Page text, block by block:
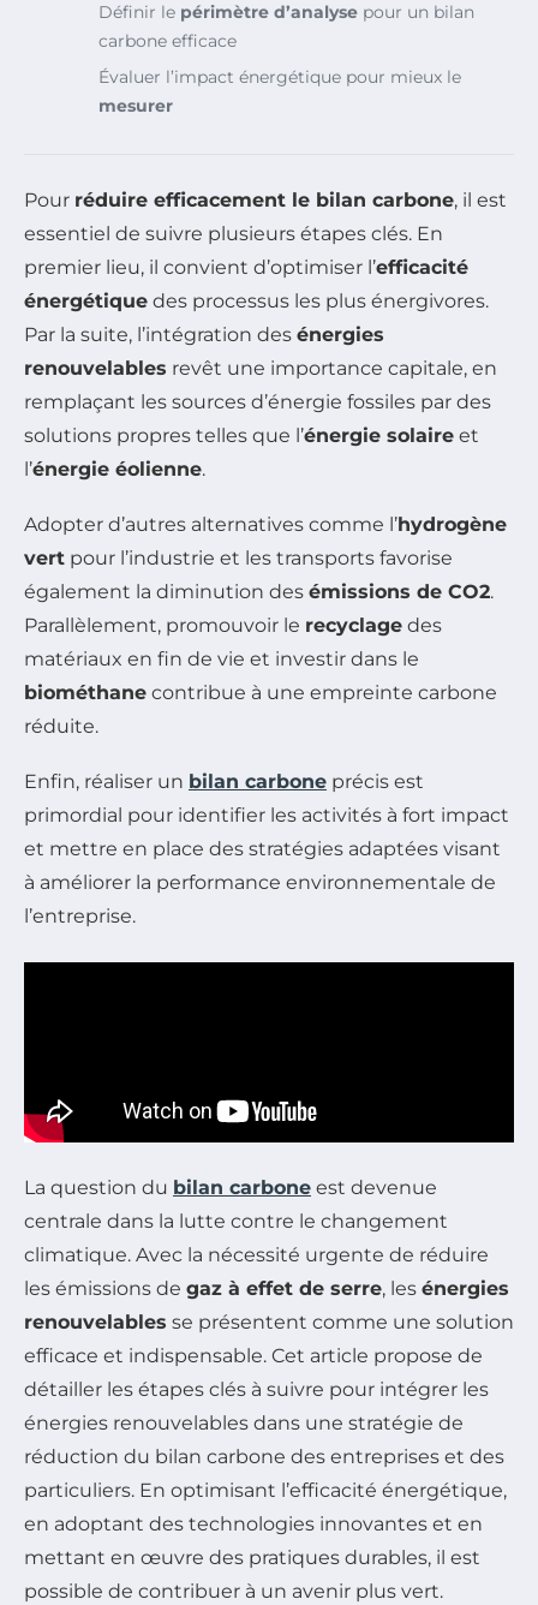
Définir le périmètre d’analyse pour un bilan
carbone efficace
Évaluer l’impact énergétique pour mieux le
mesurer
Pour réduire efficacement le bilan carbone, il est
essentiel de suivre plusieurs étapes clés. En
premier lieu, il convient d’optimiser l’efficacité
énergétique des processus les plus énergivores.
Par la suite, l’intégration des énergies
renouvelables revêt une importance capitale, en
remplaçant les sources d’énergie fossiles par des
solutions propres telles que l’énergie solaire et
l’énergie éolienne.
Adopter d’autres alternatives comme l’hydrogène
vert pour l’industrie et les transports favorise
également la diminution des émissions de CO2.
Parallèlement, promouvoir le recyclage des
matériaux en fin de vie et investir dans le
biométhane contribue à une empreinte carbone
réduite.
Enfin, réaliser un bilan carbone précis est
primordial pour identifier les activités à fort impact
et mettre en place des stratégies adaptées visant
à améliorer la performance environnementale de
l’entreprise.
La question du bilan carbone est devenue
centrale dans la lutte contre le changement
climatique. Avec la nécessité urgente de réduire
les émissions de gaz à effet de serre, les énergies
renouvelables se présentent comme une solution
efficace et indispensable. Cet article propose de
détailler les étapes clés à suivre pour intégrer les
énergies renouvelables dans une stratégie de
réduction du bilan carbone des entreprises et des
particuliers. En optimisant l’efficacité énergétique,
en adoptant des technologies innovantes et en
mettant en œuvre des pratiques durables, il est
possible de contribuer à un avenir plus vert.